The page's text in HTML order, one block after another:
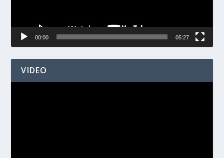
00:00 05:27
VIDEO